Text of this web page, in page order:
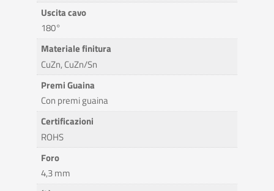
Uscita cavo
180°
Materiale finitura
CuZn, CuZn/Sn
Premi Guaina
Con premi guaina
Certificazioni
ROHS
Foro
4,3 mm